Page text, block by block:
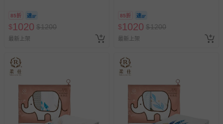
85折
$1020 $1200
最新上架
85折
$1020 $1200
最新上架